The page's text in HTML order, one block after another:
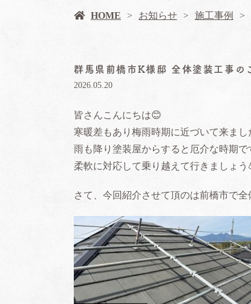
HOME お知らせ 施工事例
群馬県前橋市K様邸 全体塗装工事の
2026.05.20
皆さんこんにちは😊
寒暖差もあり梅雨時期に近づいて来まし
雨も降り塗装屋からすると厄介な時期
柔軟に対応して乗り越えて行きましょう
さて、今回紹介させて頂のは前橋市で